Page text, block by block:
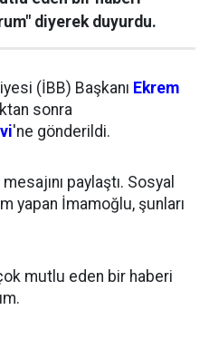
diyerek duyurdu.
(İBB) Başkanı Ekrem
sonra
'ne gönderildi.
paylaştı. Sosyal
yapan İmamoğlu, şunları
mutlu eden bir haberi